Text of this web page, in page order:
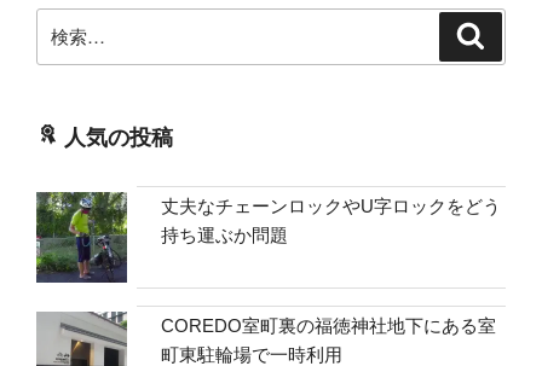
索:
人気の投稿
丈夫なチェーンロックやU字ロックをどう
持ち運ぶか問題
COREDO室町裏の福徳神社地下にある室
町東駐輪場で一時利用